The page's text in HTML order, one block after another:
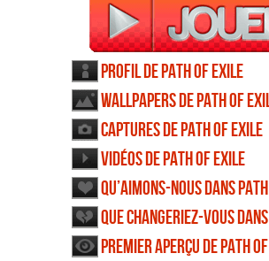
Profil de Path of Exile
Wallpapers de Path of
Captures de Path of Exile
Vidéos de Path of Exile
Qu’aimons-nous dans
Que changeriez-vous
Exile
Premier aperçu de Path